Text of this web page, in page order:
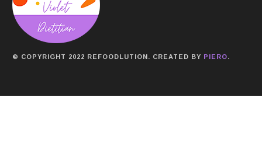
© COPYRIGHT 2022 REFOODLUTION. CREATED BY PIERO